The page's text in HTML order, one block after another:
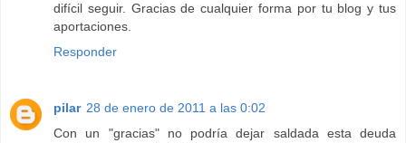
difícil seguir. Gracias de cualquier forma por tu blog y tus
aportaciones.
Responder
pilar 28 de enero de 2011 a las 0:02
Con un "gracias" no podría dejar saldada esta deuda